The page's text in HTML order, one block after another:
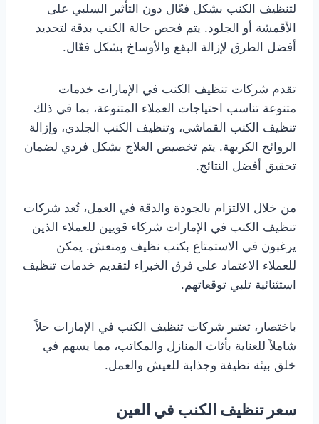
لتنظيف الكنب بشكل فعّال دون التأثير السلبي على
الأقمشة أو الجلود. يتم فحص حالة الكنب بدقة لتحديد
أفضل الطرق لإزالة البقع والأوساخ بشكل فعّال.
تقدم شركات تنظيف الكنب في الإمارات خدمات
متنوعة تناسب احتياجات العملاء المتنوعة، بما في ذلك
تنظيف الكنب القماشي، وتنظيف الكنب الجلدي، وإزالة
الروائح الكريهة. يتم تخصيص العلاج بشكل فردي لضمان
تحقيق أفضل النتائج.
من خلال الالتزام بالجودة والدقة في العمل، تُعد شركات
تنظيف الكنب في الإمارات شركاء قويين للعملاء الذين
يرغبون في الاستمتاع بكنب نظيف ومنعش. يمكن
للعملاء الاعتماد على فرق الخبراء لتقديم خدمات تنظيف
استثنائية تلبي توقعاتهم.
باختصار، تعتبر شركات تنظيف الكنب في الإمارات حلاً
شاملاً للعناية بأثاث المنازل والمكاتب، مما يسهم في
خلق بيئة نظيفة وجذابة للعيش والعمل.
سعر تنظيف الكنب في العين